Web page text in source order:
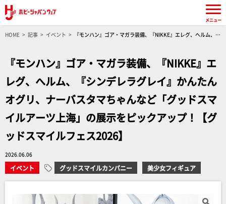
HOME 記事 イベント
『モンハン』ゴア・マガラ装備、『NIKKE』エレグ、へルム、
『モンハン』ゴア・マガラ装備、『NIKKE』エ
レグ、へルム、『シンデレラグレイ』かんたん
オグリ、ナーバスタマちゃんなど「グッドスマ
イルアーツ上海」の展示をピックアップ！【グ
ッドスマイルフェス2026】
2026.06.06
イベント グッドスマイルカンパニー 美少女フィギュア
メニュー